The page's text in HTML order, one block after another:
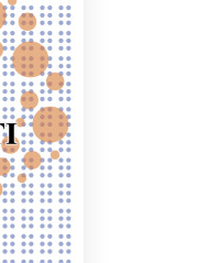
+370 667 80 541
info@elvislab.lt